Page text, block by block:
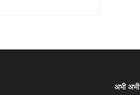
अभी अभी